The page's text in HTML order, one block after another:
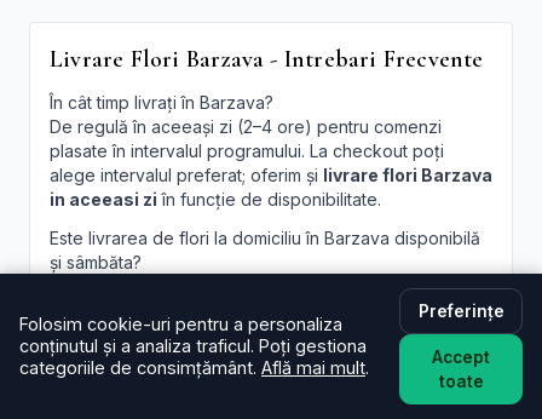
Livrare Flori Barzava - Intrebari Frecvente
În cât timp livrați în Barzava?
De regulă în aceeași zi (2–4 ore) pentru comenzi
plasate în intervalul programului. La checkout poți
alege intervalul preferat; oferim și livrare flori Barzava
in aceeasi zi în funcție de disponibilitate.
Este livrarea de flori la domiciliu în Barzava disponibilă
și sâmbăta?
Da, în majoritatea cazurilor livrăm și sâmbăta. În
perioade aglomerate pot exista sloturi limitate, afișate
la finalizare.
Pot programa livrarea pentru o oră anume în Barzava?
Oferim intervale orare; pentru ore fixe încercăm să
Folosim cookie-uri pentru a personaliza
conținutul și a analiza traficul. Poți gestiona
categoriile de consimțământ. Află mai mult.
Preferințe
Accept
toate